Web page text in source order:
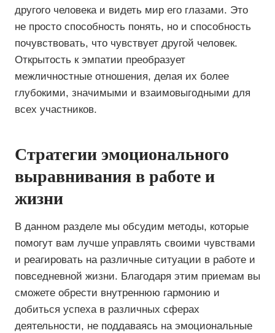
другого человека и видеть мир его глазами. Это
не просто способность понять, но и способность
почувствовать, что чувствует другой человек.
Открытость к эмпатии преобразует
межличностные отношения, делая их более
глубокими, значимыми и взаимовыгодными для
всех участников.
Стратегии эмоционального
выравнивания в работе и
жизни
В данном разделе мы обсудим методы, которые
помогут вам лучше управлять своими чувствами
и реагировать на различные ситуации в работе и
повседневной жизни. Благодаря этим приемам вы
сможете обрести внутреннюю гармонию и
добиться успеха в различных сферах
деятельности, не поддаваясь на эмоциональные